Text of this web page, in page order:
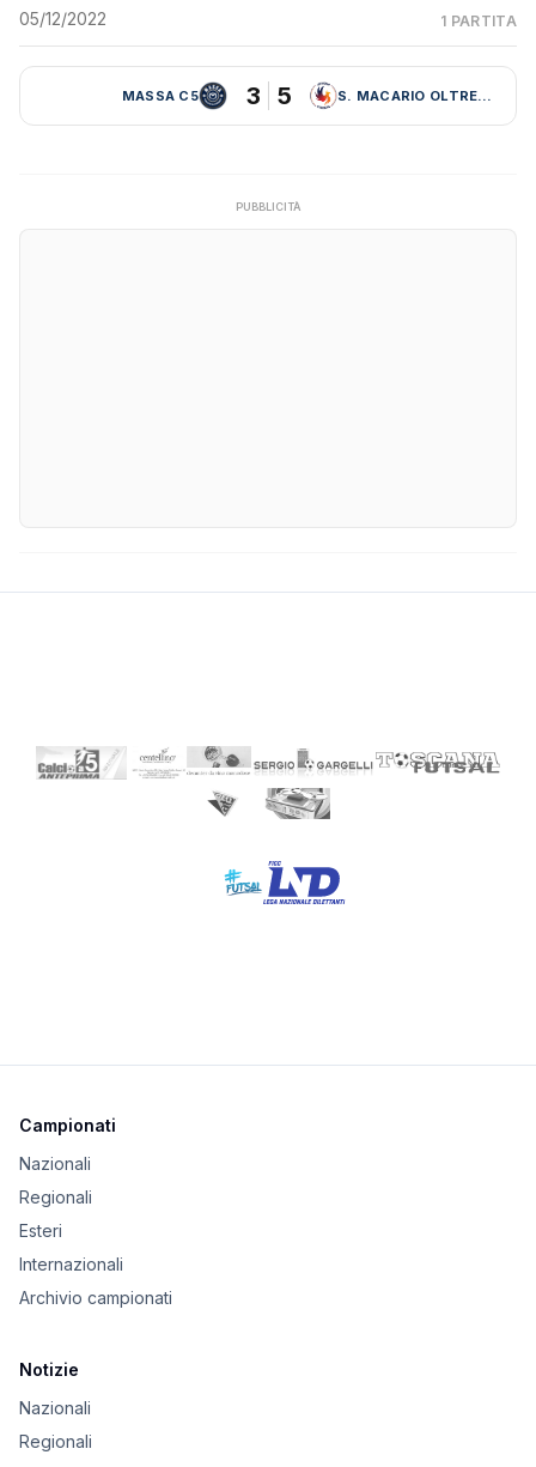
05/12/2022 1 PARTITA
MASSA C5 3 5 S. MACARIO OLTRESERCHIO
PUBBLICITÀ
Campionati
Nazionali
Regionali
Esteri
Internazionali
Archivio campionati
Notizie
Nazionali
Regionali